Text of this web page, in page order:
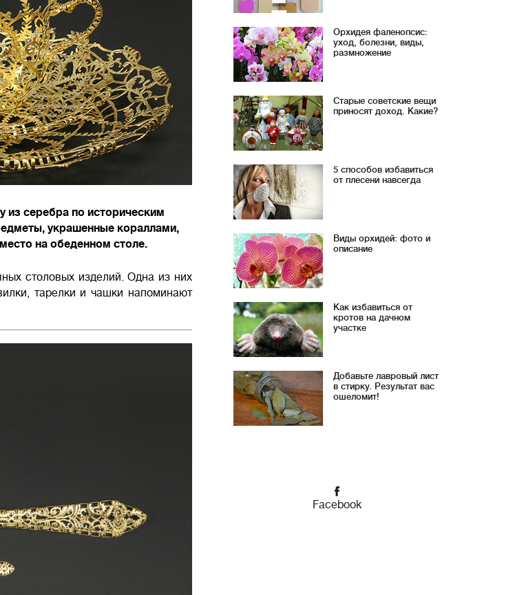
серебра по историческим
украшенные кораллами,
на обеденном столе.
столовых изделий. Одна из них
тарелки и чашки напоминают
Орхидея фаленопсис:
уход, болезни, виды,
размножение
Старые советские вещи
приносят доход. Какие?
5 способов избавиться
от плесени навсегда
Виды орхидей: фото и
описание
Как избавиться от
кротов на дачном
участке
Добавьте лавровый лист
в стирку. Результат вас
ошеломит!
Facebook